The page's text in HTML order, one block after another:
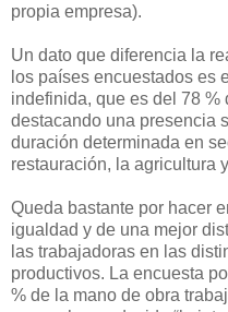
propia empresa).
Un dato que diferencia la
los países encuestados es
indefinida, que es del 78 %
destacando una presencia
duración determinada en
restauración, la agricultura
Queda bastante por hacer
igualdad y de una mejor
las trabajadoras en las
productivos. La encuesta
% de la mano de obra